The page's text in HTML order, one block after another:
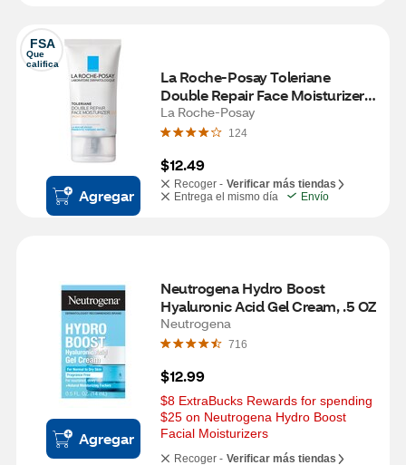
FSA
Que
califica
Agregar
La Roche-Posay Toleriane
Double Repair Face Moisturizer
UV Broad Spectrum SPF 30
La Roche-Posay
124
$12.49
Recoger - Verificar más tiendas
Entrega el mismo día
Envío
Agregar
Neutrogena Hydro Boost
Hyaluronic Acid Gel Cream, .5 OZ
Neutrogena
716
$12.99
$8 ExtraBucks Rewards for spending
$25 on Neutrogena Hydro Boost
Facial Moisturizers
Recoger - Verificar más tiendas